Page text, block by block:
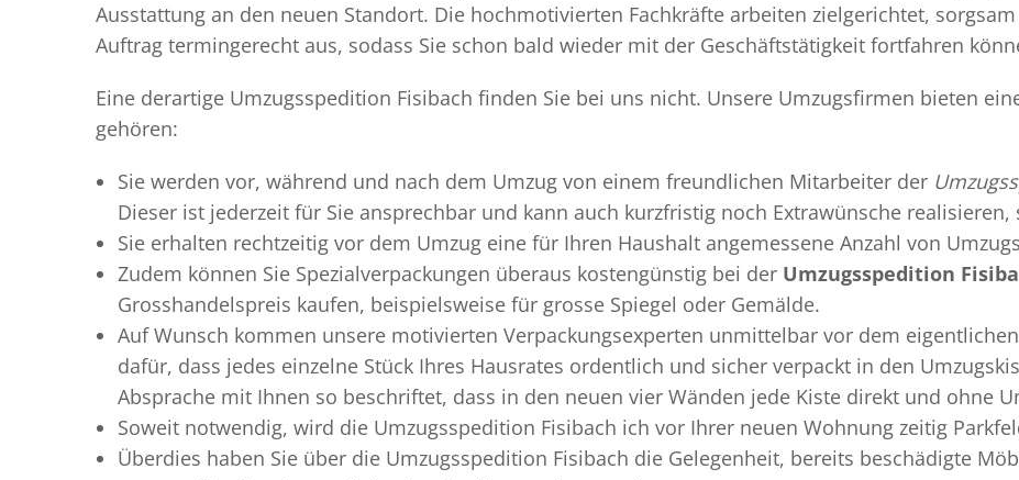
Ausstattung an den neuen Standort. Die hochmotivierten Fachkräfte arbeiten zielgerichtet,
Auftrag termingerecht aus, sodass Sie schon bald wieder mit der Geschäftstätigkeit fortfahren
Eine derartige Umzugsspedition Fisibach finden Sie bei uns nicht. Unsere Umzugsfirmen bieten
gehören:
Sie werden vor, während und nach dem Umzug von einem freundlichen Mitarbeiter der
Dieser ist jederzeit für Sie ansprechbar und kann auch kurzfristig noch Extrawünsche
Sie erhalten rechtzeitig vor dem Umzug eine für Ihren Haushalt angemessene Anzahl von
Zudem können Sie Spezialverpackungen überaus kostengünstig bei der Umzugsspedition
Grosshandelspreis kaufen, beispielsweise für grosse Spiegel oder Gemälde.
Auf Wunsch kommen unsere motivierten Verpackungsexperten unmittelbar vor dem
dafür, dass jedes einzelne Stück Ihres Hausrates ordentlich und sicher verpackt in den
Absprache mit Ihnen so beschriftet, dass in den neuen vier Wänden jede Kiste direkt und ohne
Soweit notwendig, wird die Umzugsspedition Fisibach ich vor Ihrer neuen Wohnung zeitig
Überdies haben Sie über die Umzugsspedition Fisibach die Gelegenheit, bereits beschädigte